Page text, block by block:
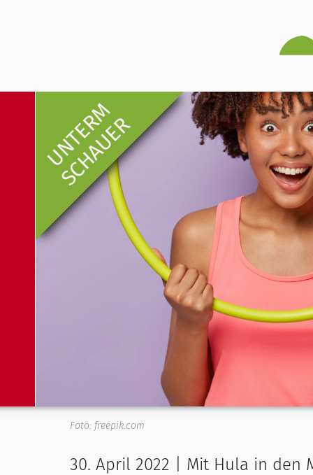
UNTERM
SCHAUER
Foto: freepik.com
30. April 2022 | Mit Hula in den